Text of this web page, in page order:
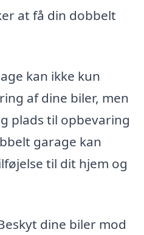
at få din dobbelt
kan ikke kun
af dine biler, men
plads til opbevaring
garage kan
til dit hjem og
dine biler mod